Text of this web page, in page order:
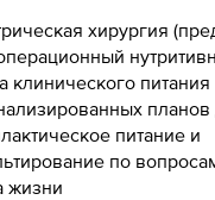
хирургия
клинического питания
планов
питание и
по
жизни